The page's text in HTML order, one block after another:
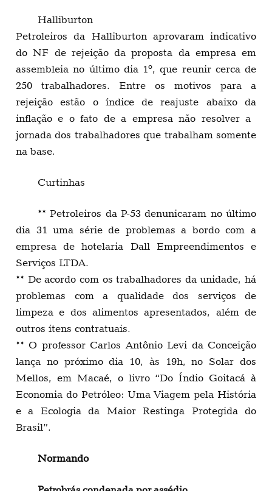
Halliburton
Petroleiros da Halliburton aprovaram indicativo
do NF de rejeição da proposta da empresa em
assembleia no último dia 1º, que reunir cerca de
250 trabalhadores. Entre os motivos para a
rejeição estão o índice de reajuste abaixo da
inflação e o fato de a empresa não resolver a
jornada dos trabalhadores que trabalham somente
na base.
Curtinhas
** Petroleiros da P-53 denunicaram no último
dia 31 uma série de problemas a bordo com a
empresa de hotelaria Dall Empreendimentos e
Serviços LTDA.
** De acordo com os trabalhadores da unidade, há
problemas com a qualidade dos serviços de
limpeza e dos alimentos apresentados, além de
outros ítens contratuais.
** O professor Carlos Antônio Levi da Conceição
lança no próximo dia 10, às 19h, no Solar dos
Mellos, em Macaé, o livro “Do Índio Goitacá à
Economia do Petróleo: Uma Viagem pela História
e a Ecologia da Maior Restinga Protegida do
Brasil”.
Normando